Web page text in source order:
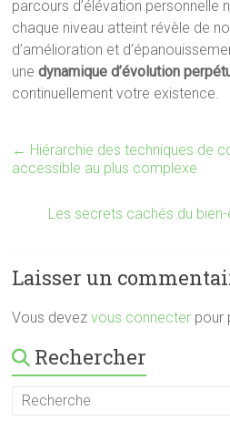
parcours d’élévation personnelle
chaque niveau atteint révèle de
d’amélioration et
unedynamique d’évolution
continuellement votre existence.
← Hiérarchie des techniques de
accessible au plus complexe
Les secrets cachés du
Laisser un
Vous devezvous connecter pour
Rechercher